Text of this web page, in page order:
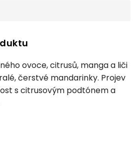
ovoce, citrusů, manga a liči
čerstvé mandarinky. Projev
s citrusovým podtónem a